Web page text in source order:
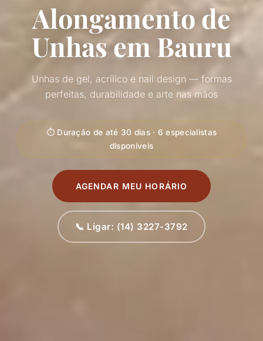
Alongamento de
Unhas em Bauru
Unhas de gel, acrílico e nail design — formas
perfeitas, durabilidade e arte nas mãos
⏱ Duração de até 30 dias · 6 especialistas
disponíveis
AGENDAR MEU HORÁRIO
📞 Ligar: (14) 3227-3792